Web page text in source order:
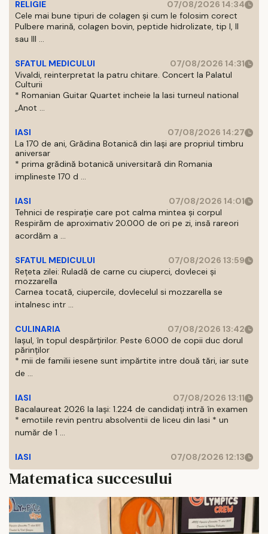
RELIGIE
07/08/2026 14:34
Cele mai bune tipuri de colagen și cum le folosim corect
Pulbere marină, colagen bovin, peptide hidrolizate, tip I, II
sau III ...
SFATUL MEDICULUI
07/08/2026 14:31
Vivaldi, reinterpretat la patru chitare. Concert la Palatul
Culturii
* Romanian Guitar Quartet incheie la Iasi turneul national
„Anot ...
IASI
07/08/2026 14:27
La 170 de ani, Grădina Botanică din Iași are propriul timbru
aniversar
* prima grădină botanică universitară din Romania
implineste 170 d ...
IASI
07/08/2026 14:01
Tehnici de respirație care pot calma mintea și corpul
Respirăm de aproximativ 20.000 de ori pe zi, insă rareori
acordăm a ...
SFATUL MEDICULUI
07/08/2026 13:59
Rețeta zilei: Ruladă de carne cu ciuperci, dovlecei și
mozzarella
Carnea tocată, ciupercile, dovlecelul si mozzarella se
intalnesc intr ...
CULINARIA
07/08/2026 13:42
Iașul, în topul despărțirilor. Peste 6.000 de copii duc dorul
părinților
* mii de familii iesene sunt impărtite intre două tări, iar sute
de ...
IASI
07/08/2026 13:11
Bacalaureat 2026 la Iași: 1.224 de candidați intră în examen
* emotiile revin pentru absolventii de liceu din Iasi * un
număr de 1 ...
IASI 07/08/2026 12:13
Matematica succesului